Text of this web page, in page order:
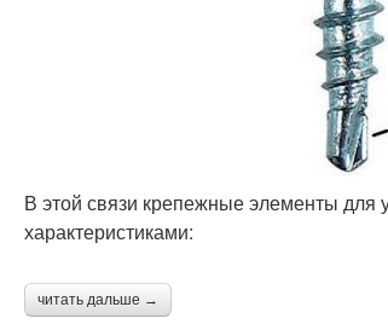
В этой связи крепежные элементы для
характеристиками:
читать дальше →